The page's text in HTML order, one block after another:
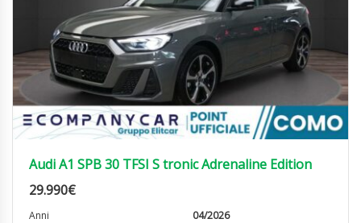
Audi A1 SPB 30 TFSI S tronic Adrenaline Edition
29.990€
Anni
04/2026